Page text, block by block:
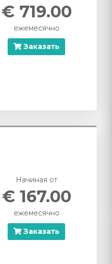
€ 719.00
ежемесячно
Заказать
Начиная от
€ 167.00
ежемесячно
Заказать